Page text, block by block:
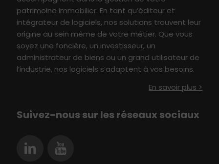
patrimoine immobilier. En tant qu’éditeur et
intégrateur de logiciels, nos solutions trouvent leur
origine au sein même de votre métier. Que vous
soyez une foncière, un investisseur, un
administrateur de biens ou un grand utilisateur de
l’industrie, nos logiciels s’adaptent à vos besoins.
En savoir plus >
Suivez-nous sur les réseaux sociaux